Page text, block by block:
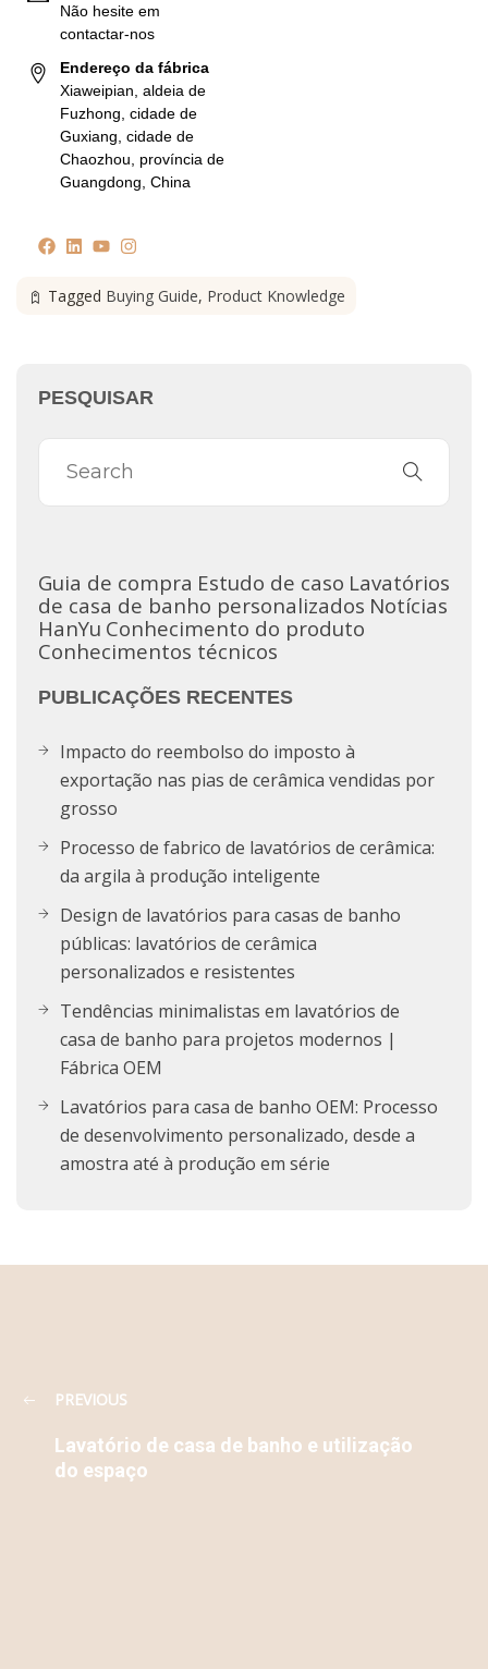
Não hesite em
contactar-nos
Endereço da fábrica
Xiaweipian, aldeia de
Fuzhong, cidade de
Guxiang, cidade de
Chaozhou, província de
Guangdong, China
Tagged Buying Guide, Product Knowledge
PESQUISAR
Guia de compra Estudo de caso Lavatórios
de casa de banho personalizados Notícias
HanYu Conhecimento do produto
Conhecimentos técnicos
PUBLICAÇÕES RECENTES
Impacto do reembolso do imposto à
exportação nas pias de cerâmica vendidas por
grosso
Processo de fabrico de lavatórios de cerâmica:
da argila à produção inteligente
Design de lavatórios para casas de banho
públicas: lavatórios de cerâmica
personalizados e resistentes
Tendências minimalistas em lavatórios de
casa de banho para projetos modernos |
Fábrica OEM
Lavatórios para casa de banho OEM: Processo
de desenvolvimento personalizado, desde a
amostra até à produção em série
PREVIOUS
Lavatório de casa de banho e utilização
do espaço